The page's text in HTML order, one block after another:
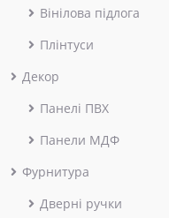
Вінілова підлога
Плінтуси
Декор
Панелі ПВХ
Панели МДФ
Фурнитура
Дверні ручки